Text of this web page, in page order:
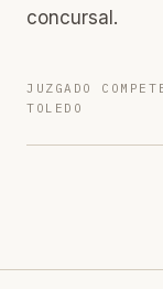
concursal.
JUZGADO
TOLEDO